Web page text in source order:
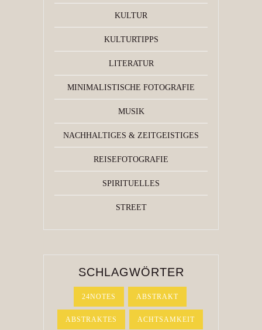
KULTUR
KULTURTIPPS
LITERATUR
MINIMALISTISCHE FOTOGRAFIE
MUSIK
NACHHALTIGES & ZEITGEISTIGES
REISEFOTOGRAFIE
SPIRITUELLES
STREET
SCHLAGWÖRTER
24NOTES ABSTRAKT
ABSTRAKTES ACHTSAMKEIT